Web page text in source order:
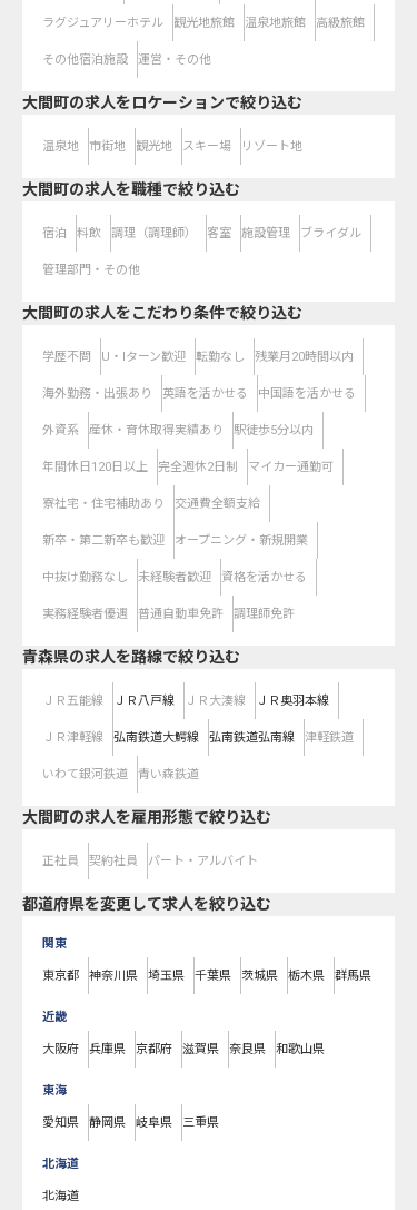
ラグジュアリーホテル 観光地旅館 温泉地旅館 高級旅館
その他宿泊施設 運営・その他
大間町の求人をロケーションで絞り込む
温泉地 市街地 観光地 スキー場 リゾート地
大間町の求人を職種で絞り込む
宿泊 料飲 調理（調理師） 客室 施設管理 ブライダル
管理部門・その他
大間町の求人をこだわり条件で絞り込む
学歴不問 U・Iターン歓迎 転勤なし 残業月20時間以内
海外勤務・出張あり 英語を活かせる 中国語を活かせる
外資系 産休・育休取得実績あり 駅徒歩5分以内
年間休日120日以上 完全週休2日制 マイカー通勤可
寮社宅・住宅補助あり 交通費全額支給
新卒・第二新卒も歓迎 オープニング・新規開業
中抜け勤務なし 未経験者歓迎 資格を活かせる
実務経験者優遇 普通自動車免許 調理師免許
青森県の求人を路線で絞り込む
ＪＲ五能線 ＪＲ八戸線 ＪＲ大湊線 ＪＲ奥羽本線
ＪＲ津軽線 弘南鉄道大鰐線 弘南鉄道弘南線 津軽鉄道
いわて銀河鉄道 青い森鉄道
大間町の求人を雇用形態で絞り込む
正社員 契約社員 パート・アルバイト
都道府県を変更して求人を絞り込む
関東
東京都 神奈川県 埼玉県 千葉県 茨城県 栃木県 群馬県
近畿
大阪府 兵庫県 京都府 滋賀県 奈良県 和歌山県
東海
愛知県 静岡県 岐阜県 三重県
北海道
北海道